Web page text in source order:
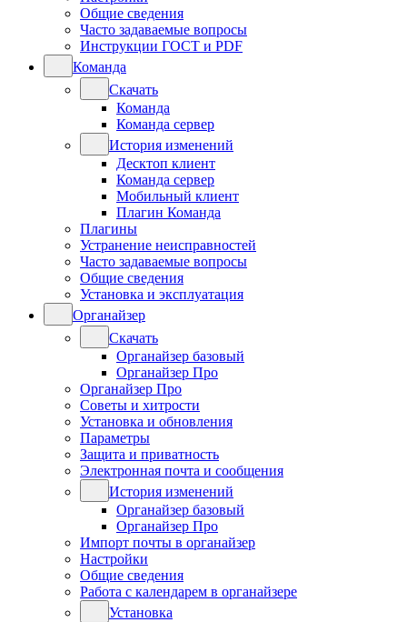
Общие сведения
Часто задаваемые вопросы
Инструкции ГОСТ и PDF
Команда
Скачать
Команда
Команда сервер
История изменений
Десктоп клиент
Команда сервер
Мобильный клиент
Плагин Команда
Плагины
Устранение неисправностей
Часто задаваемые вопросы
Общие сведения
Установка и эксплуатация
Органайзер
Скачать
Органайзер базовый
Органайзер Про
Органайзер Про
Советы и хитрости
Установка и обновления
Параметры
Защита и приватность
Электронная почта и сообщения
История изменений
Органайзер базовый
Органайзер Про
Импорт почты в органайзер
Настройки
Общие сведения
Работа с календарем в органайзере
Установка